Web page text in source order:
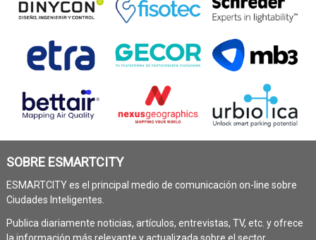
SOBRE ESMARTCITY
ESMARTCITY es el principal medio de comunicación on-line sobre
Ciudades Inteligentes.
Publica diariamente noticias, artículos, entrevistas, TV, etc. y ofrece
la información más relevante y actualizada sobre el sector.